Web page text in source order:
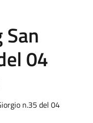
04
n.35 del 04